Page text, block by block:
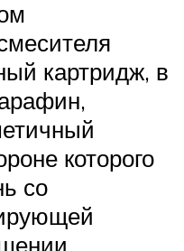
картридж, в
которого
со